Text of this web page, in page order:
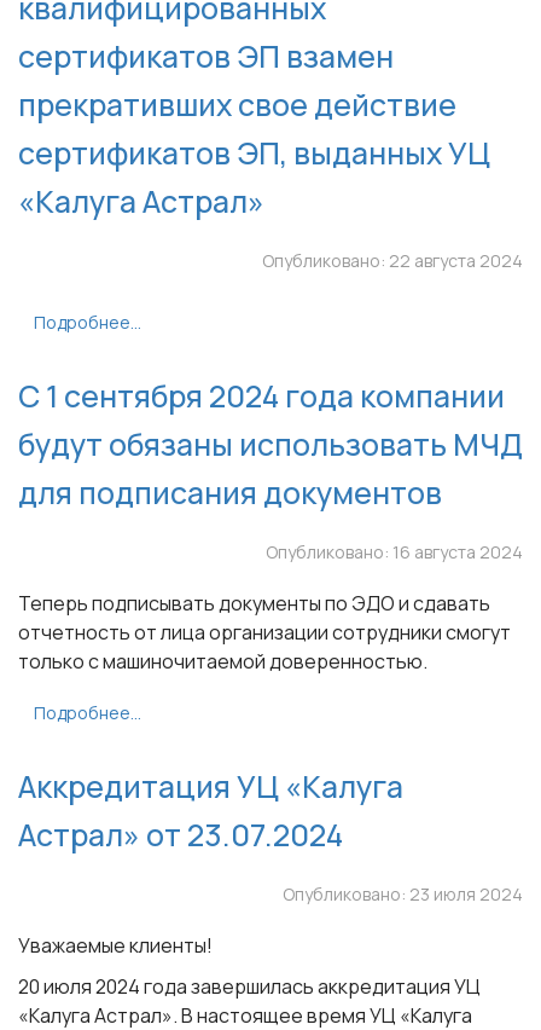
сертификатов ЭП взамен
прекративших свое действие
сертификатов ЭП, выданных УЦ
«Калуга Астрал»
Опубликовано: 22 августа 2024
Подробнее...
С 1 сентября 2024 года компании
будут обязаны использовать МЧД
для подписания документов
Опубликовано: 16 августа 2024
Теперь подписывать документы по ЭДО и сдавать
отчетность от лица организации сотрудники смогут
только с машиночитаемой доверенностью.
Подробнее...
Аккредитация УЦ «Калуга
Астрал» от 23.07.2024
Опубликовано: 23 июля 2024
Уважаемые клиенты!
20 июля 2024 года завершилась аккредитация УЦ
«Калуга Астрал». В настоящее время УЦ «Калуга